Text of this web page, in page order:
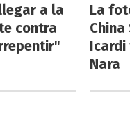
a la
contra
La
Icardi
Nara